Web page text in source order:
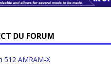
DU FORUM
512 AMRAM-X